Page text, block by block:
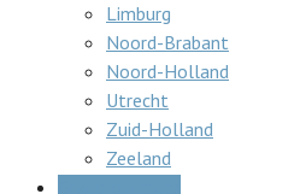
Limburg
Noord-Brabant
Noord-Holland
Utrecht
Zuid-Holland
Zeeland